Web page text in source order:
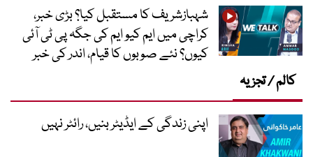
شہبازشریف کا مستقبل کیا؟ بڑی خبر،
کراچی میں ایم کیو ایم کی جگہ پی ٹی آئی
کیوں؟ نئے صوبوں کا قیام، اندر کی خبر
کالم / تجزیہ
اپنی زندگی کے ایڈیٹر بنیں، رائٹر نہیں